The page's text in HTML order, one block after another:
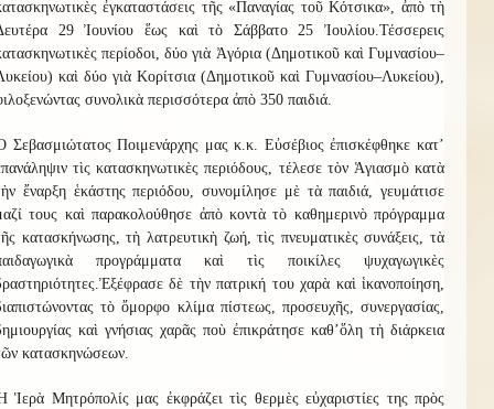
ἐγκαταστάσεις τῆς «Παναγίας τοῦ Κότσικα», ἀπὸ τὴ
29 Ἰουνίου ἕως καὶ τὸ Σάββατο 25 Ἰουλίου.Τέσσερεις
περίοδοι, δύο γιὰ Ἀγόρια (Δημοτικοῦ καὶ Γυμνασίου–
καὶ δύο γιὰ Κορίτσια (Δημοτικοῦ καὶ Γυμνασίου–Λυκείου),
συνολικὰ περισσότερα ἀπὸ 350 παιδιά.
Σεβασμιώτατος Ποιμενάρχης μας κ.κ. Εὐσέβιος ἐπισκέφθηκε κατ’
τὶς κατασκηνωτικὲς περιόδους, τέλεσε τὸν Ἁγιασμὸ κατὰ
ἔναρξη ἑκάστης περιόδου, συνομίλησε μὲ τὰ παιδιά, γευμάτισε
τους καὶ παρακολούθησε ἀπὸ κοντὰ τὸ καθημερινὸ πρόγραμμα
κατασκήνωσης, τὴ λατρευτικὴ ζωή, τὶς πνευματικὲς συνάξεις, τὰ
προγράμματα καὶ τὶς ποικίλες ψυχαγωγικὲς
Ἐξέφρασε δὲ τὴν πατρική του χαρὰ καὶ ἱκανοποίηση,
τὸ ὄμορφο κλίμα πίστεως, προσευχῆς, συνεργασίας,
καὶ γνήσιας χαρᾶς ποὺ ἐπικράτησε καθ’ὅλη τὴ διάρκεια
κατασκηνώσεων.
Ἱερὰ Μητρόπολίς μας ἐκφράζει τὶς θερμὲς εὐχαριστίες της πρὸς